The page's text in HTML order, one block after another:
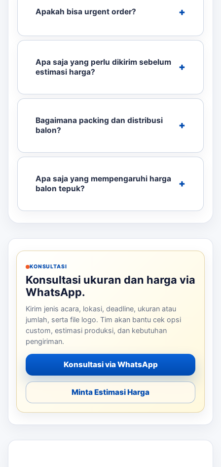
Apakah bisa urgent order?
Apa saja yang perlu dikirim sebelum
estimasi harga?
Bagaimana packing dan distribusi
balon?
Apa saja yang mempengaruhi harga
balon tepuk?
KONSULTASI
Konsultasi ukuran dan harga via
WhatsApp.
Kirim jenis acara, lokasi, deadline, ukuran atau
jumlah, serta file logo. Tim akan bantu cek opsi
custom, estimasi produksi, dan kebutuhan
pengiriman.
Konsultasi via WhatsApp
Minta Estimasi Harga